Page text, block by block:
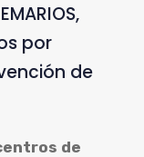
por
de
de